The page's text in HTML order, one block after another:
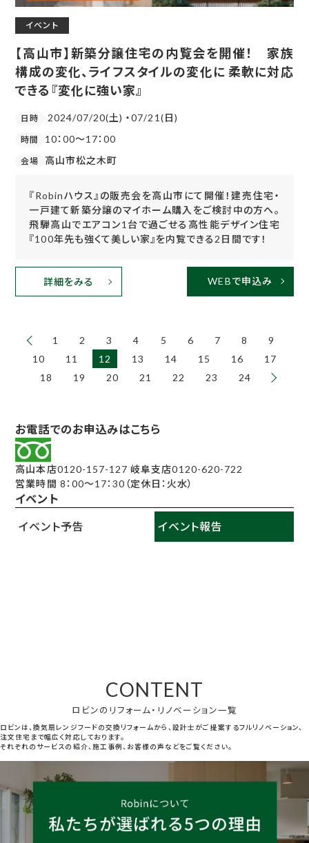
イベント
【高山市】新築分譲住宅の内覧会を開催！ 家族
構成の変化、ライフスタイルの変化に 柔軟に対応
できる『変化に強い家』
日時 2024/07/20(土) ・07/21(日)
時間 10：00～17：00
会場 高山市松之木町
『Robinハウス』の販売会を高山市にて開催！建売住宅・
一戸建て新築分譲のマイホーム購入をご検討中の方へ。
飛騨高山でエアコン1台で過ごせる高性能デザイン住宅
『100年先も強くて美しい家』を内覧できる2日間です！
詳細をみる WEBで申込み
1 2 3 4 5 6 7 8
9
10
11 12 13 14 15 16
17
18
19 20 21 22 23 24
お電話でのお申込みはこちら
高山本店0120-157-127 岐阜支店0120-620-722
営業時間 8：00～17：30（定休日：火水）
イベント
イベント予告 イベント報告
CONTENT
ロビンのリフォーム・リノベーション一覧
ロビンは、換気扇レンジフードの交換リフォームから、設計士がご提案するフルリノベーション、
注文住宅まで幅広く対応しております。
それぞれのサービスの紹介、施工事例、お客様の声などをご覧ください。